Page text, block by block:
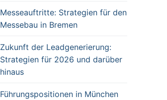
Messeauftritte: Strategien für den
Messebau in Bremen
Zukunft der Leadgenerierung:
Strategien für 2026 und darüber
hinaus
Führungspositionen in München